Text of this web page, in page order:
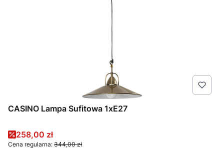
CASINO Lampa Sufitowa 1xE27
Cena promocyjna
258,00 zł
Cena regularna: 344,00 zł